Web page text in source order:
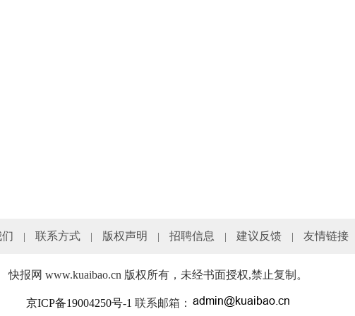
联系方式 版权声明 招聘信息 建议反馈 友情链接
快报网 www.kuaibao.cn 版权所有，未经书面授权,禁止复制。
京ICP备19004250号-1 联系邮箱：